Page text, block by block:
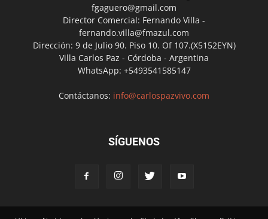
fgaguero@gmail.com
Director Comercial: Fernando Villa -
fernando.villa@fmazul.com
Dirección: 9 de Julio 90. Piso 10. Of 107.(X5152EYN)
Villa Carlos Paz - Córdoba - Argentina
WhatsApp: +5493541585147
Contáctanos: info@carlospazvivo.com
SÍGUENOS